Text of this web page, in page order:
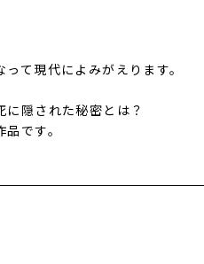
て現代によみがえります。
隠された秘密とは？
です。